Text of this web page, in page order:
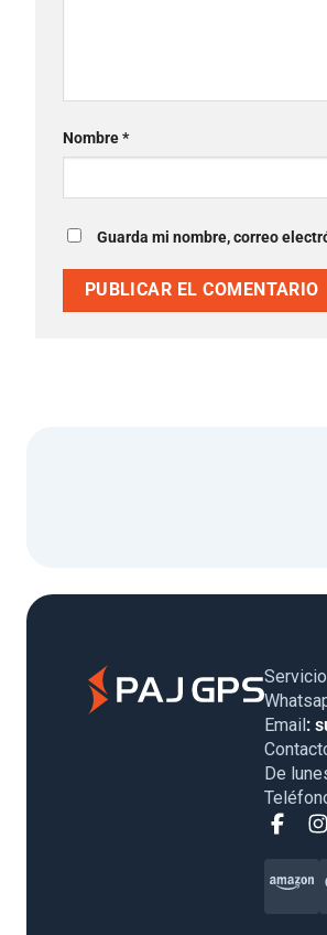
Nombre*
Guarda mi nombre, correo
Email :
De